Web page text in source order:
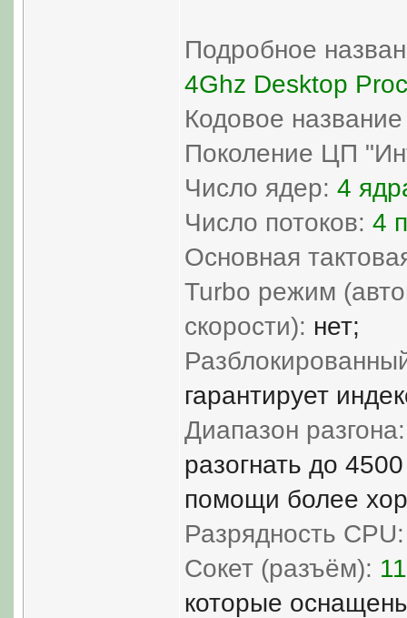
Подробное
4Ghz Desktop
Кодовое
Поколение ЦП
Число ядер: 4
Число потоков: 4
Основная
Turbo режим
скорости): нет;
гарантирует
Диапазон разгона:
разогнать до
помощи более
Разрядность CPU:
Сокет (разъём):
которые